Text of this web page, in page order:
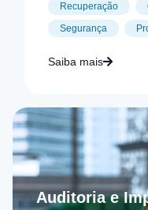
Recuperação
Segurança
Saiba mais
Auditoria e